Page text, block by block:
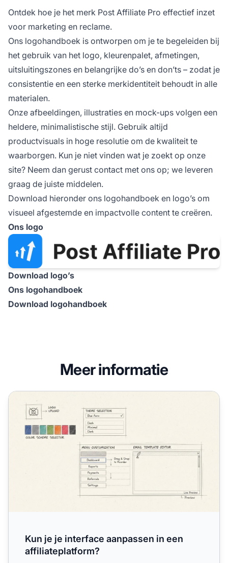
Ontdek hoe je het merk Post Affiliate Pro effectief inzet
voor marketing en reclame.
Ons logohandboek is ontworpen om je te begeleiden bij
het gebruik van het logo, kleurenpalet, afmetingen,
uitsluitingszones en belangrijke do’s en don’ts – zodat je
consistentie en een sterke merkidentiteit behoudt in alle
materialen.
Onze afbeeldingen, illustraties en mock-ups volgen een
heldere, minimalistische stijl. Gebruik altijd
productvisuals in hoge resolutie om de kwaliteit te
waarborgen. Kun je niet vinden wat je zoekt op onze
site? Neem dan gerust contact met ons op; we leveren
graag de juiste middelen.
Download hieronder ons logohandboek en logo’s om
visueel afgestemde en impactvolle content te creëren.
Ons logo
Download logo’s
Ons logohandboek
Download logohandboek
Meer informatie
Kun je je interface aanpassen in een affiliateplatform?
Kun je je interface aanpassen in een
affiliateplatform?